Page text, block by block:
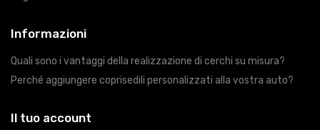
Informazioni
Quali sono i vantaggi della realizzazione di cerchi su misura?
Perché aggiungere coprisedili personalizzati alla vostra auto?
Il tuo account